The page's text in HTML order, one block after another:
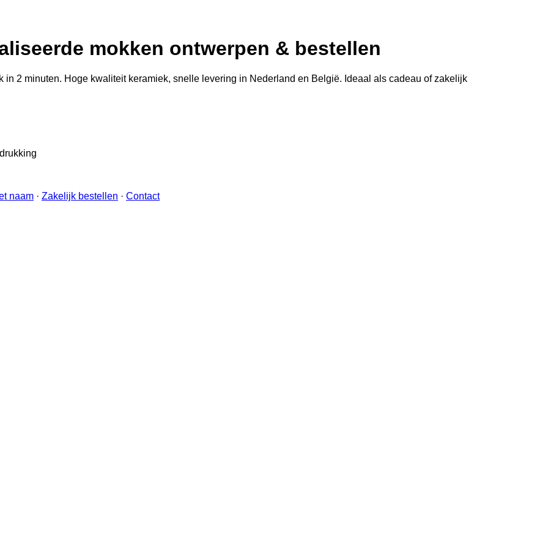
mokken ontwerpen & bestellen
2 minuten. Hoge kwaliteit keramiek, snelle levering in Nederland en België. Ideaal als cadeau of zakelijk
naam · Zakelijk bestellen · Contact